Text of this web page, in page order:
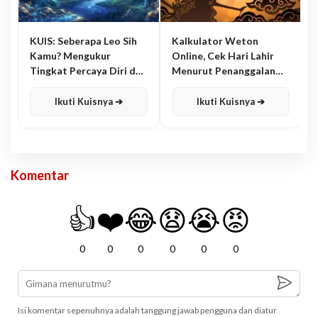
KUIS: Seberapa Leo Sih
Kamu? Mengukur
Tingkat Percaya Diri dan
Ikuti Kuisnya ➔
Kalkulator Weton
Online, Cek Hari Lahir
Menurut Penanggalan
Ikuti Kuisnya ➔
Komentar
👍
0
❤️
0
😂
0
😧
0
😭
0
😡
0
Isi komentar sepenuhnya adalah tanggung jawab pengguna dan diatur